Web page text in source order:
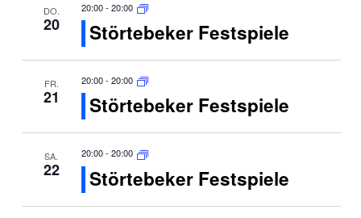
DO.
20
20:00- 20:00
Störtebeker Festspiele
FR.
21
20:00- 20:00
Störtebeker Festspiele
SA.
22
20:00- 20:00
Störtebeker Festspiele